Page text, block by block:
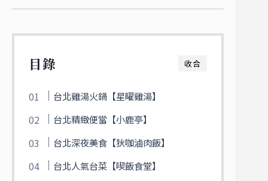
收合
目錄
台北雞湯火鍋【星曜雞湯】
台北精緻便當【小鹿亭】
台北深夜美食【狄咖滷肉飯】
台北人氣台菜【喫飯食堂】